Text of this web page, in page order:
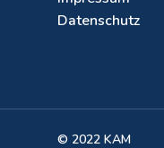
Datenschutz
© 2022 KAM